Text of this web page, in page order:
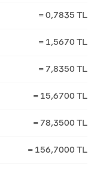
= 0,7835 TL
= 1,5670 TL
= 7,8350 TL
= 15,6700 TL
= 78,3500 TL
= 156,7000 TL